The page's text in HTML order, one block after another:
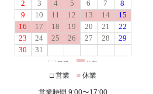
□ 営業 ■ 休業